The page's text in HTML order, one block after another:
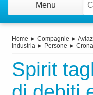
Menu
Home ► Compagnie ►
Industria ► Persone ►
Spirit